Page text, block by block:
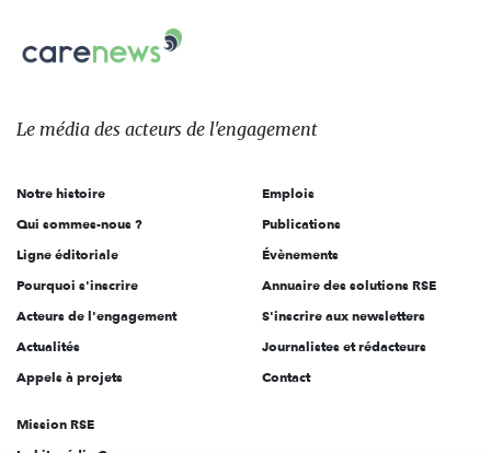
sur:
Le
des
l'engagement
Le média des acteurs de l'engagement
Notre histoire
Qui sommes-nous ?
Ligne éditoriale
Pourquoi s'inscrire
Acteurs de l'engagement
Actualités
Appels à projets
Emplois
Publications
Évènements
Annuaire des solutions RSE
S'inscrire aux newsletters
Journalistes et rédacteurs
Contact
Mission RSE